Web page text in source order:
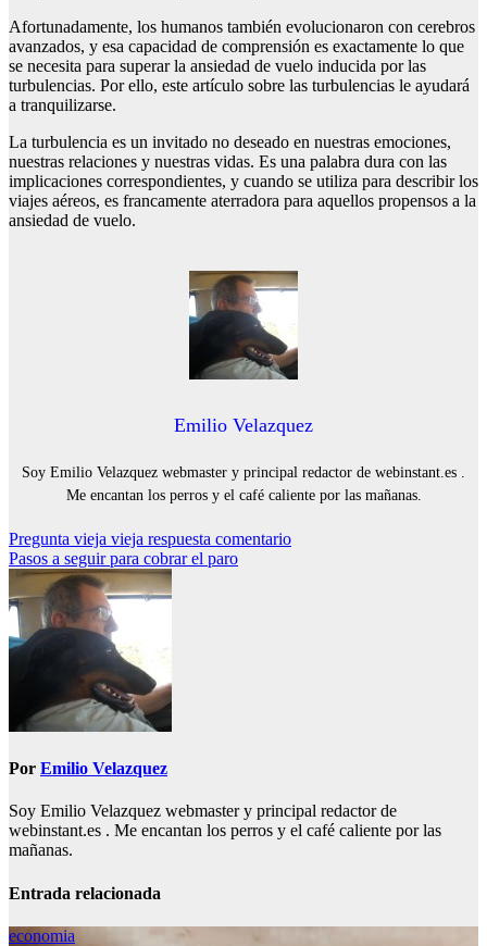
Afortunadamente, los humanos también evolucionaron con cerebros
avanzados, y esa capacidad de comprensión es exactamente lo que
se necesita para superar la ansiedad de vuelo inducida por las
turbulencias. Por ello, este artículo sobre las turbulencias le ayudará
a tranquilizarse.
La turbulencia es un invitado no deseado en nuestras emociones,
nuestras relaciones y nuestras vidas. Es una palabra dura con las
implicaciones correspondientes, y cuando se utiliza para describir los
viajes aéreos, es francamente aterradora para aquellos propensos a la
ansiedad de vuelo.
Emilio Velazquez
Soy Emilio Velazquez webmaster y principal redactor de webinstant.es .
Me encantan los perros y el café caliente por las mañanas.
Navegación
de
entradas
Pregunta vieja vieja respuesta comentario
Pasos a seguir para cobrar el paro
Por Emilio Velazquez
Soy Emilio Velazquez webmaster y principal redactor de
webinstant.es . Me encantan los perros y el café caliente por las
mañanas.
Entrada relacionada
economia